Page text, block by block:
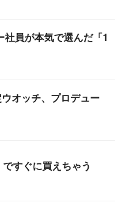
員が本気で選んだ「1
ウオッチ、プロデュー
すぐに買えちゃう